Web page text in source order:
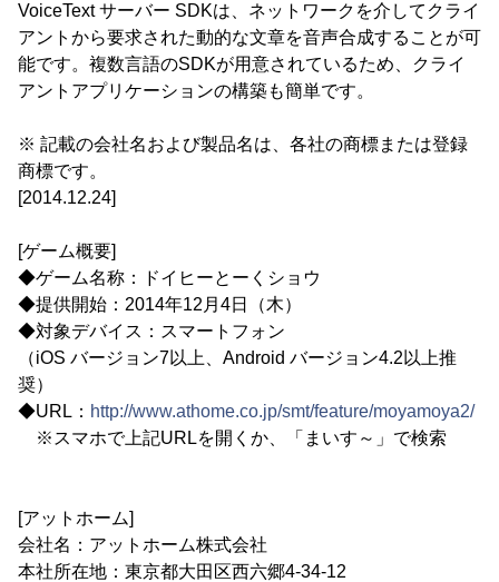
VoiceText サーバー SDKは、ネットワークを介してクライ
アントから要求された動的な文章を音声合成することが可
能です。複数言語のSDKが用意されているため、クライ
アントアプリケーションの構築も簡単です。
※ 記載の会社名および製品名は、各社の商標または登録
商標です。
[2014.12.24]
[ゲーム概要]
◆ゲーム名称：ドイヒーとーくショウ
◆提供開始：2014年12月4日（木）
◆対象デバイス：スマートフォン
（iOS バージョン7以上、Android バージョン4.2以上推
奨）
◆URL： http://www.athome.co.jp/smt/feature/moyamoya2/
※スマホで上記URLを開くか、「まいす～」で検索
[アットホーム]
会社名：アットホーム株式会社
本社所在地：東京都大田区西六郷4-34-12